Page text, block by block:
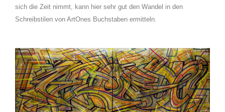
sich die Zeit nimmt, kann hier sehr gut den Wandel in den
Schreibstilen von ArtOnes Buchstaben ermitteln.